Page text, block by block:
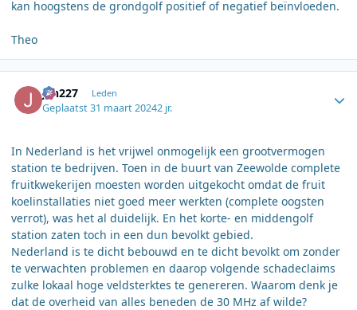
kan hoogstens de grondgolf positief of negatief beïnvloeden.
Theo
jan227 Leden
Geplaatst31 maart 20242 jr.
In Nederland is het vrijwel onmogelijk een grootvermogen
station te bedrijven. Toen in de buurt van Zeewolde complete
fruitkwekerijen moesten worden uitgekocht omdat de fruit
koelinstallaties niet goed meer werkten (complete oogsten
verrot), was het al duidelijk. En het korte- en middengolf
station zaten toch in een dun bevolkt gebied.
Nederland is te dicht bebouwd en te dicht bevolkt om zonder
te verwachten problemen en daarop volgende schadeclaims
zulke lokaal hoge veldsterktes te genereren. Waarom denk je
dat de overheid van alles beneden de 30 MHz af wilde?